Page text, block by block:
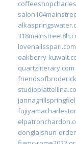
lovenailsspari.com
oakberry-
quartzliterary.com
donglaishun-